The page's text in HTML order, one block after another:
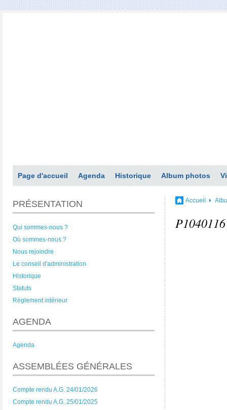
Page d'accueil Agenda Historique Album photos
PRÉSENTATION
Qui sommes-nous ?
Où sommes-nous ?
Nous rejoindre
Le conseil d'administration
Historique
Statuts
Règlement intérieur
AGENDA
Agenda
ASSEMBLÉES GÉNÉRALES
Compte rendu A.G. 24/01/2026
Compte rendu A.G. 25/01/2025
Accueil
P1040116